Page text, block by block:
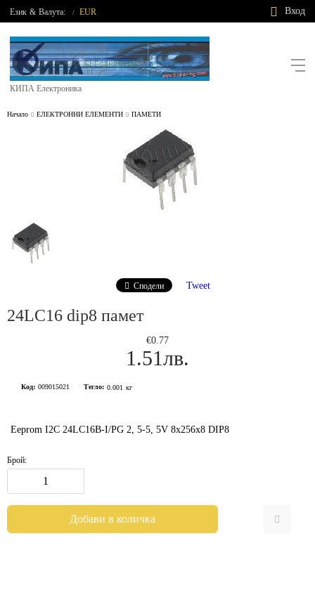
Език & Валута: / EUR Вход
КИПА Електроника
Начало ЕЛЕКТРОННИ ЕЛЕМЕНТИ ПАМЕТИ
Сподели Tweet
24LC16 dip8 памет
€0.77
1.51лв.
Код: 009015021 Тегло: 0.001 кг
Eeprom I2C 24LC16B-I/PG 2, 5-5, 5V 8x256x8 DIP8
Брой: